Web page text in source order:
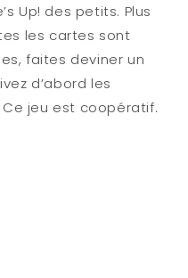
Up! des petits. Plus
les cartes sont
faites deviner un
d’abord les
jeu est coopératif.